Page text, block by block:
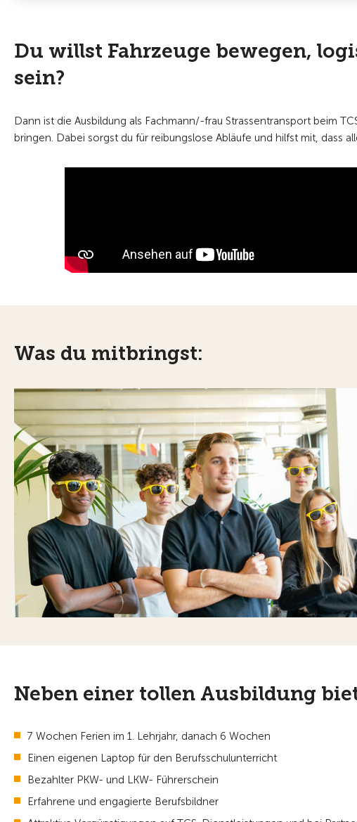
Du willst Fahrzeuge bewegen,
sein?
Dann ist die Ausbildung als Fachmann/-frau Strassentransport beim
bringen. Dabei sorgst du für reibungslose Abläufe und hilfst mit, dass
Was du mitbringst:
Neben einer tollen Ausbildung
7 Wochen Ferien im 1. Lehrjahr, danach 6 Wochen
Einen eigenen Laptop für den Berufsschulunterricht
Bezahlter PKW- und LKW- Führerschein
Erfahrene und engagierte Berufsbildner